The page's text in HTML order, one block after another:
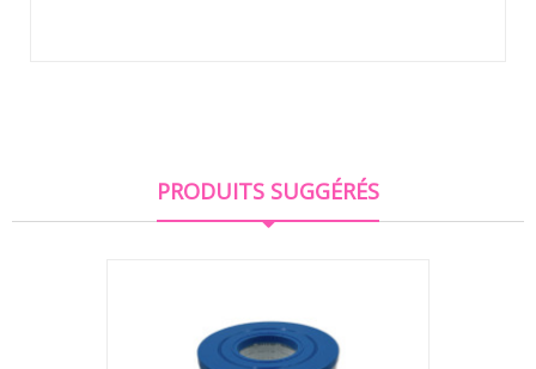
PRODUITS SUGGÉRÉS